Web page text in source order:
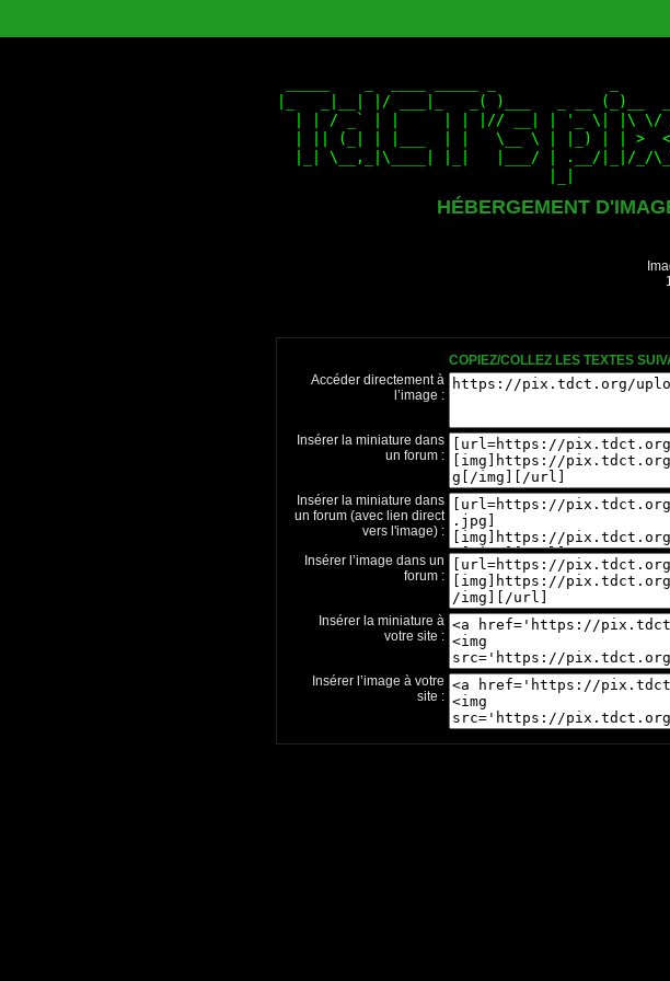
HÉBERGEMENT
COPIEZ/COLLEZ LES TEXTES
Accéder directement à
l’image :
Insérer la miniature dans
un forum :
Insérer la miniature dans
un forum (avec lien direct
vers l'image) :
Insérer l’image dans un
forum :
Insérer la miniature à
votre site :
Insérer l’image à votre
site :